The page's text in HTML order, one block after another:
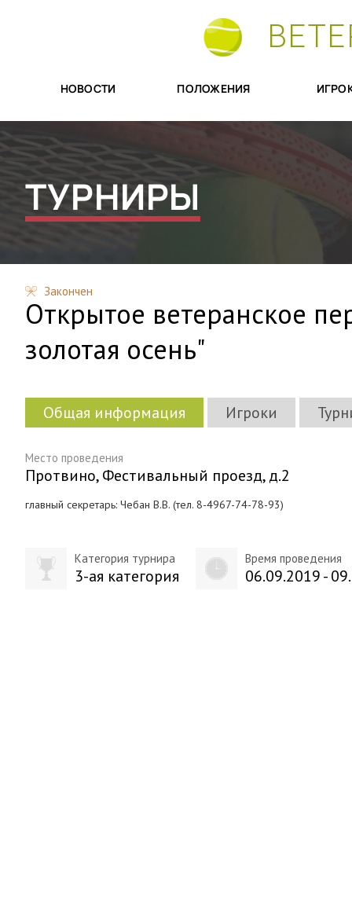
НОВОСТИ ПОЛОЖЕНИЯ
ТУРНИРЫ
Закончен
Открытое ветеранское
золотая осень"
Общая информация Игроки
Место проведения
Протвино, Фестивальный проезд, д.2
главный секретарь: Чебан В.В. (тел. 8-4967-74-78-93)
Категория турнира
3-ая категория
Время проведения
06.09.2019 -